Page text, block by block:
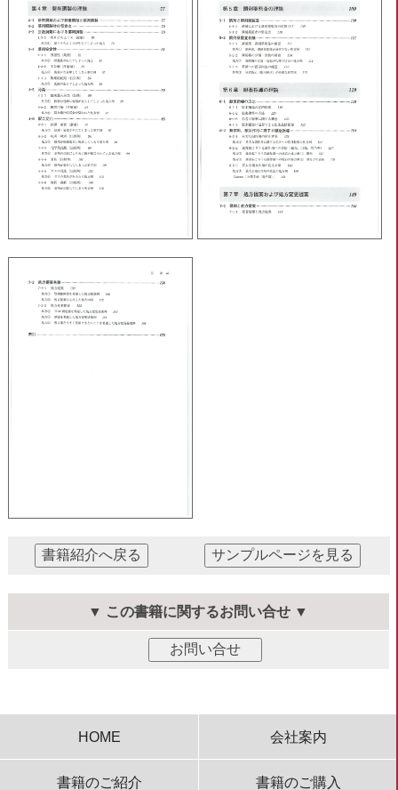
▼ この書籍に関するお問い合せ ▼
HOME 会社案内
書籍のご紹介 書籍のご購入